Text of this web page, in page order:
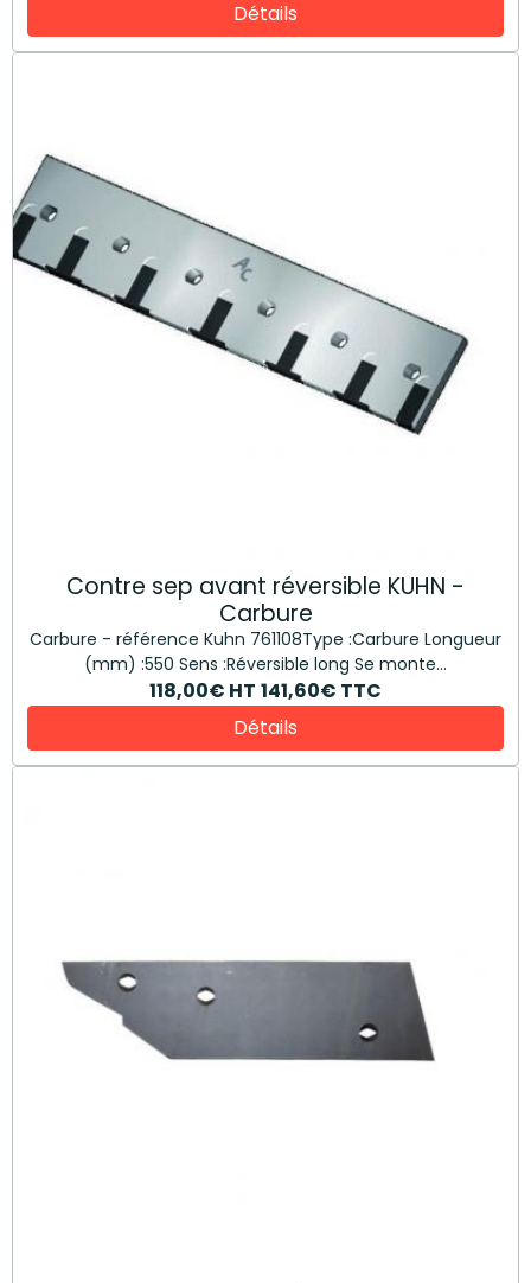
Détails
Contre sep avant réversible KUHN -
Carbure
Carbure - référence Kuhn 761108Type :Carbure Longueur
(mm) :550 Sens :Réversible long Se monte...
118,00€ HT 141,60€ TTC
Détails